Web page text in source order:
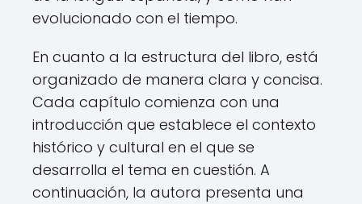
evolucionado con el tiempo.
En cuanto a la estructura del libro, está
organizado de manera clara y concisa.
Cada capítulo comienza con una
introducción que establece el contexto
histórico y cultural en el que se
desarrolla el tema en cuestión. A
continuación, la autora presenta una